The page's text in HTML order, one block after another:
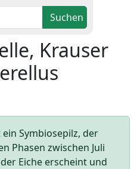
Suchen
Krauser
ein Symbiosepilz, der
Phasen zwischen Juli
Eiche erscheint und